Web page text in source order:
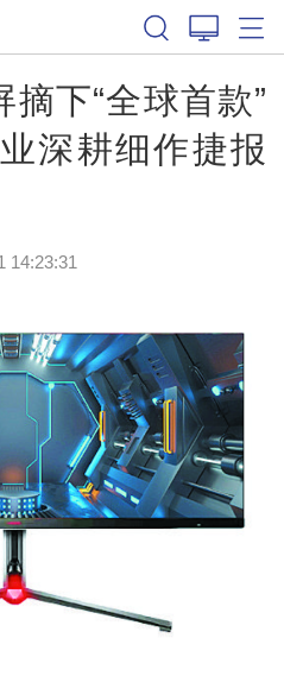
摘下“全球首款”
深耕细作捷报
14:23:31